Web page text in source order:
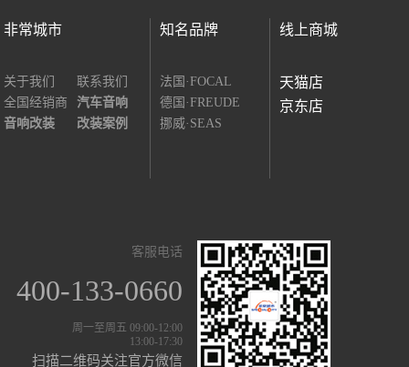
非常城市
关于我们
联系我们
全国经销商
汽车音响
音响改装
改装案例
知名品牌
法国·FOCAL
德国·FREUDE
挪威·SEAS
线上商城
天猫店
京东店
客服电话
400-133-0660
周一至周五 09:00-12:00
13:00-17:30
扫描二维码关注官方微信